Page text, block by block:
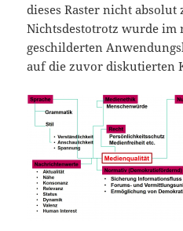
dieses Raster nicht absolut
Nichtsdestotrotz wurde im
geschilderten
auf die zuvor diskutierten